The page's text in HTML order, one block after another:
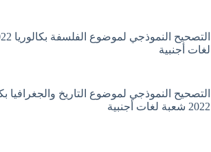
لغات أجنبية
التصحيح النموذجي لموضوع التاريخ والجغرافيا
2022 شعبة لغات أجنبية